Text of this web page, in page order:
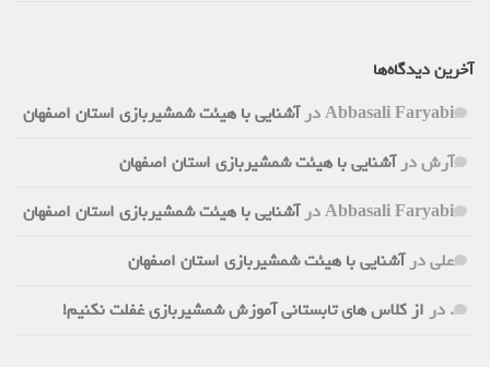
آخرین دیدگاه‌ها
Abbasali Faryabiدرآشنایی با هیئت شمشیربازی استان اصفهان
آرشدرآشنایی با هیئت شمشیربازی استان اصفهان
Abbasali Faryabiدرآشنایی با هیئت شمشیربازی استان اصفهان
علیدرآشنایی با هیئت شمشیربازی استان اصفهان
.دراز کلاس های تابستانی آموزش شمشیربازی غفلت نکنیم!